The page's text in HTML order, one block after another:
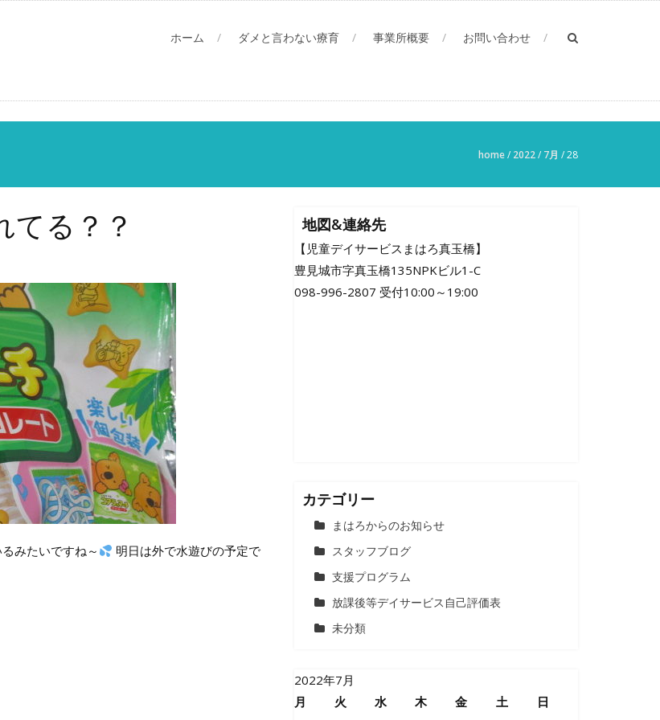
ホーム ダメと言わない療育 事業所概要 お問い合わせ
home/ 2022/ 7月 /28
てる？？
みたいですね～
明日は外で水遊びの予定で
地図&連絡先
【児童デイサービスまはろ真玉橋】
豊見城市字真玉橋135NPKビル1-C
098-996-2807 受付10:00～19:00
カテゴリー
まはろからのお知らせ
スタッフブログ
支援プログラム
放課後等デイサービス自己評価表
未分類
2022年7月
月
火 水 木 金 土
日